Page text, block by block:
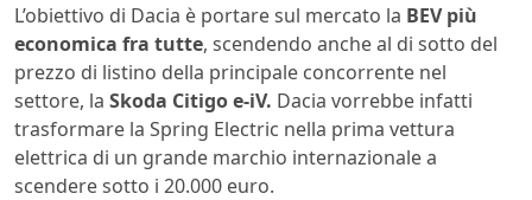
L’obiettivo di Dacia è portare sul mercato la BEV più
economica fra tutte, scendendo anche al di sotto del
prezzo di listino della principale concorrente nel
settore, la Skoda Citigo e-iV. Dacia vorrebbe infatti
trasformare la Spring Electric nella prima vettura
elettrica di un grande marchio internazionale a
scendere sotto i 20.000 euro.